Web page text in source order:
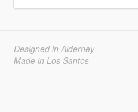
Designed in Alderney
Made in Los Santos